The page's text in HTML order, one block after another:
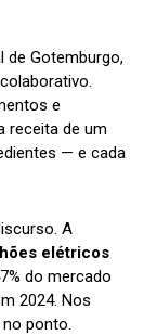
de Gotemburgo,
e
receita de um
— e cada
A
elétricos
do mercado
2024. Nos
ponto.